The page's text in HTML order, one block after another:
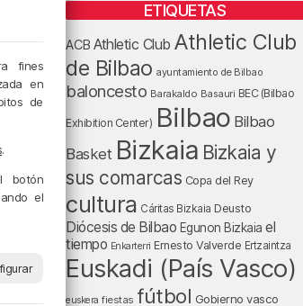
ETIQUETAS
ACB Athletic Club Athletic Club
de Bilbao ayuntamiento de Bilbao
baloncesto Barakaldo Basauri BEC (Bilbao
Exhibition Center) Bilbao Bilbao
Basket Bizkaia Bizkaia y
sus comarcas Copa del Rey
cultura Cáritas Bizkaia Deusto
Diócesis de Bilbao Egunon Bizkaia el
tiempo Enkarterri Ernesto Valverde Ertzaintza
Euskadi (País Vasco)
euskera fiestas fútbol Gobierno vasco
fines
en
de
.
botón
el